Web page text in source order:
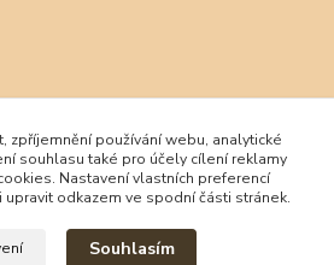
zpříjemnění používání webu, analytické
souhlasu také pro účely cílení reklamy
Nastavení vlastních preferencí
odkazem ve spodní části stránek.
Souhlasím